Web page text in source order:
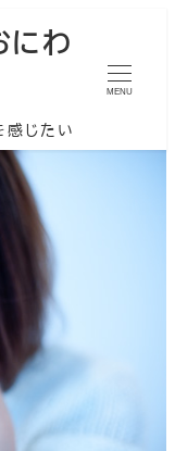
にわ
感じたい
MENU